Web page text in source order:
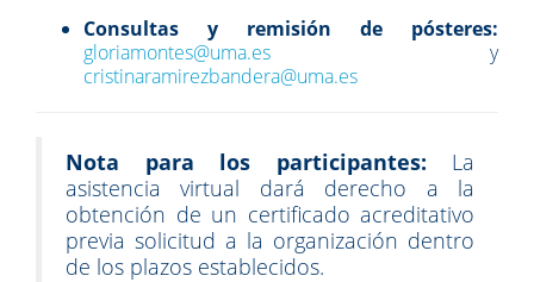
Consultas y remisión de pósteres:
gloriamontes@uma.es y
cristinaramirezbandera@uma.es
Nota para los participantes: La
asistencia virtual dará derecho a la
obtención de un certificado acreditativo
previa solicitud a la organización dentro
de los plazos establecidos.